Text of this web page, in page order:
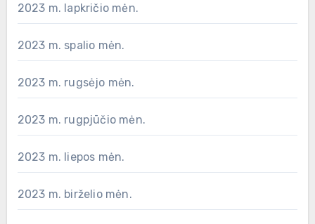
2023 m. lapkričio mėn.
2023 m. spalio mėn.
2023 m. rugsėjo mėn.
2023 m. rugpjūčio mėn.
2023 m. liepos mėn.
2023 m. birželio mėn.